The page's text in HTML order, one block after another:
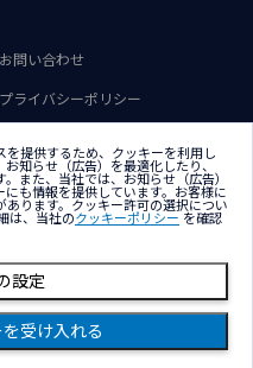
お問い合わせ
プライバシーポリシー
提供するため、クッキーを利用し
知らせ（広告）を最適化したり、
また、当社では、お知らせ（広告）
も情報を提供しています。お客様に
ります。クッキー許可の選択につい
は、当社のクッキーポリシー を確認
受け入れる
設定